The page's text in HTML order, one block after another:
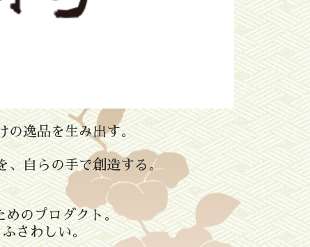
の逸品を生み出す。
自らの手で創造する。
めのプロダクト。
さわしい。